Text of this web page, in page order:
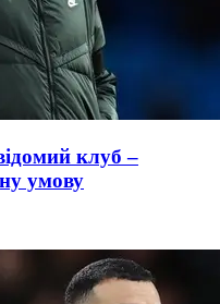
клуб –
умову